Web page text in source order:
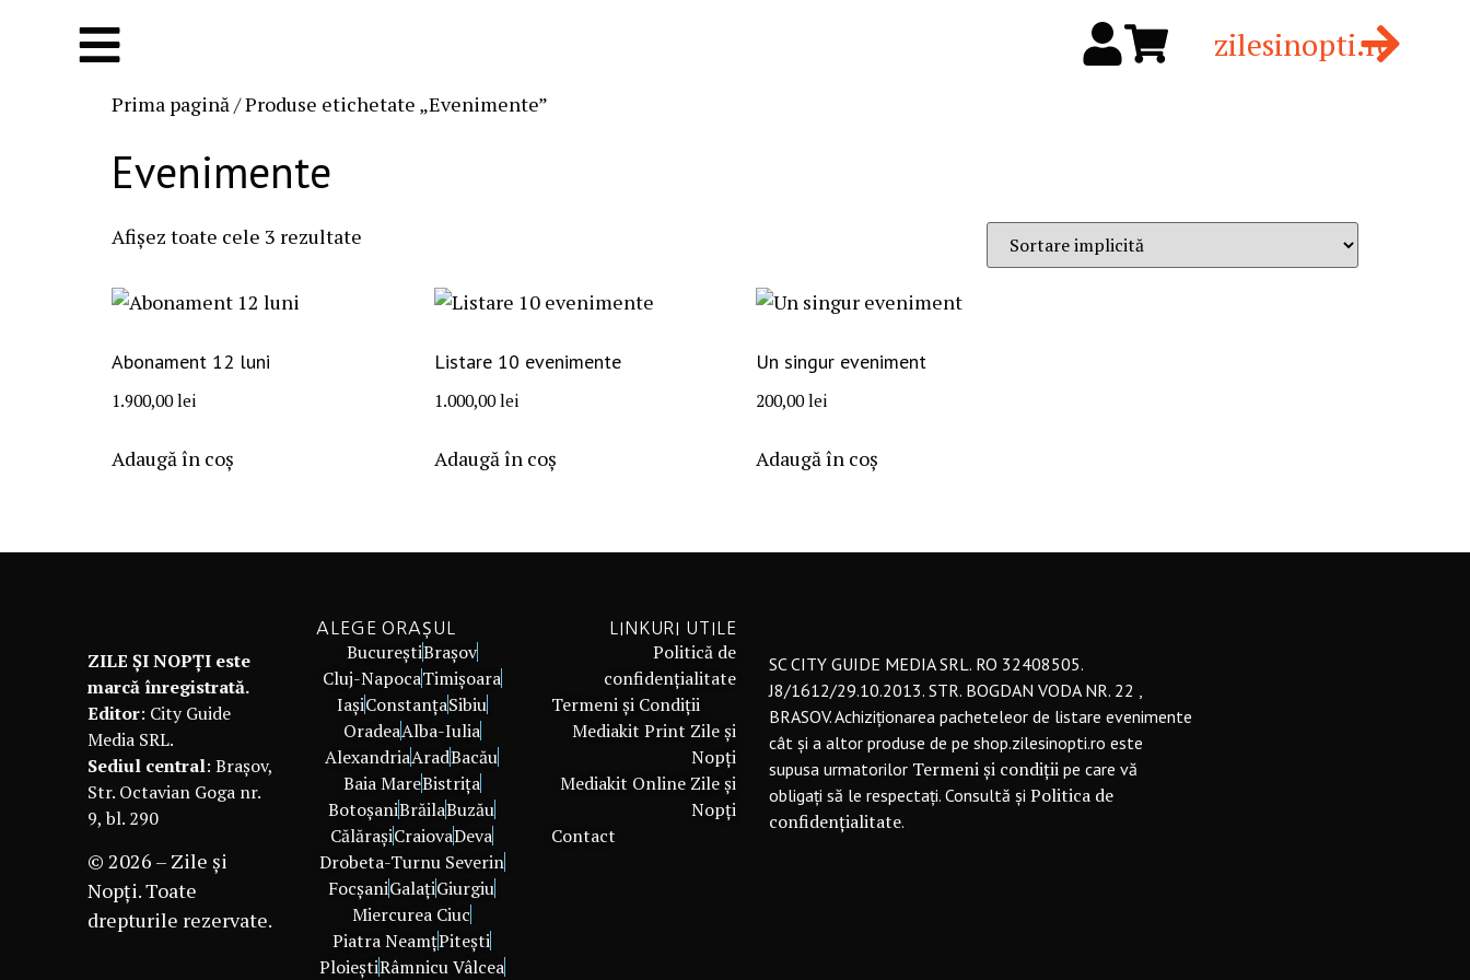
zilesinopti.ro
Prima pagină/ Produse etichetate „Evenimente”
Evenimente
Afișez toate cele 3 rezultate
Abonament 12 luni
1.900,00lei
Adaugă în coș
Listare 10 evenimente
1.000,00lei
Adaugă în coș
Un singur eveniment
200,00lei
Adaugă în coș
ZILE ȘI NOPȚI este
marcă înregistrată.
Editor: City Guide
Media SRL.
Sediul central: Brașov,
Str. Octavian Goga nr.
9, bl. 290
© 2026 – Zile și
Nopți. Toate
drepturile rezervate.
ALEGE ORAȘUL
BucureștiBrașov
Cluj-NapocaTimișoara
IașiConstanțaSibiu
OradeaAlba-Iulia
AlexandriaAradBacău
Baia MareBistrița
BotoșaniBrăilaBuzău
CălărașiCraiovaDeva
Drobeta-Turnu Severin
FocșaniGalațiGiurgiu
Miercurea Ciuc
Piatra NeamțPitești
PloieștiRâmnicu Vâlcea
LINKURI UTILE
Politică de
confidențialitate
Termeni și Condiții
Mediakit Print Zile și
Nopți
Mediakit Online Zile și
Nopți
Contact
SC CITY GUIDE MEDIA SRL. RO 32408505.
J8/1612/29.10.2013. STR. BOGDAN VODA NR. 22 ,
BRASOV. Achiziționarea pacheteleor de listare evenimente
cât și a altor produse de pe shop.zilesinopti.ro este
supusa urmatorilor Termeni și condiții pe care vă
obligați să le respectați. Consultă șiPolitica de
confidențialitate.